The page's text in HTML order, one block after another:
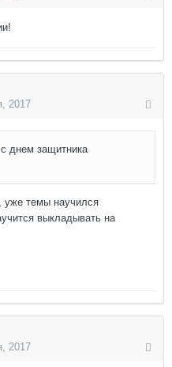
2017
днем защитника
уже темы научился
выкладывать на
2017